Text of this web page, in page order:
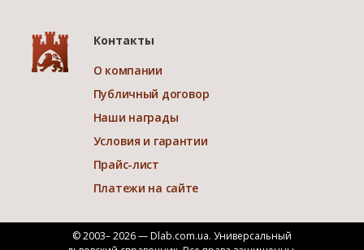
Контакты
О компании
Публичный договор
Наши награды
Условия и гарантии
Прайс-лист
Платежи на сайте
© 2003– 2026 — Dlab.com.ua. Универсальный